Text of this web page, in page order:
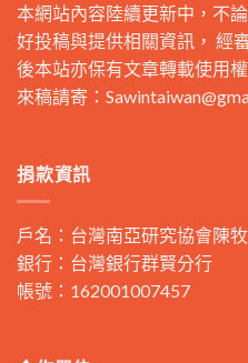
本網站內容陸續更新中，不
好投稿與提供相關資訊， 經
後本站亦保有文章轉載使用權
來稿請寄：
捐款資訊
戶名：台灣南亞研究協會陳
銀行：台灣銀行群賢分行
帳號：162001007457